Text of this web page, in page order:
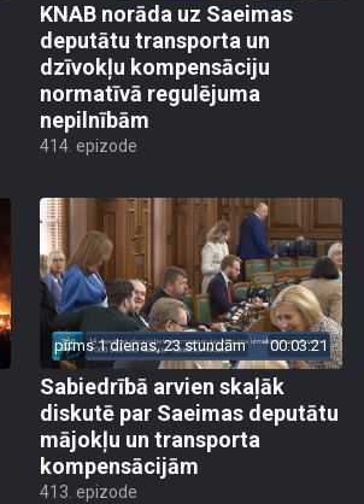
KNAB norāda uz Saeimas
deputātu transporta un
dzīvokļu kompensāciju
normatīvā regulējuma
nepilnībām
414. epizode
pirms 1 dienas, 23 stundām 00:03:21
Sabiedrībā arvien skaļāk
diskutē par Saeimas deputātu
mājokļu un transporta
kompensācijām
413. epizode